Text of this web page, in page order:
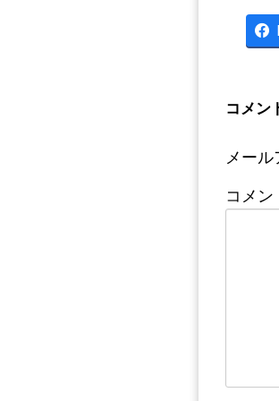
コメン
メール
コメン